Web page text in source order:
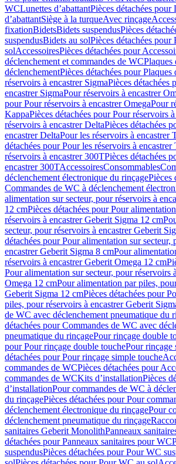
WCLunettes d’abattantPièces détachées pour
d’abattantSiège à la turqueAvec rinçage
fixationBidetsBidets suspendusPièces
suspendusBidets au solPièces détachées pour
solAccessoiresPièces détachées pour
déclenchement et commandes de WCPlaques
déclenchementPièces détachées pour Plaques
réservoirs à encastrer SigmaPièces détachées
encastrer SigmaPour réservoirs à encastrer
pour Pour réservoirs à encastrer OmegaPour
KappaPièces détachées pour Pour réservoirs
réservoirs à encastrer DeltaPièces détachées
encastrer DeltaPour les réservoirs à encastrer
détachées pour Pour les réservoirs à
réservoirs à encastrer 300TPièces détachées
encastrer 300TAccessoiresConsommables
déclenchement électronique du rinçagePièces
Commandes de WC à déclenchement
alimentation sur secteur, pour réservoirs à
12 cmPièces détachées pour Pour
réservoirs à encastrer Geberit Sigma 12 cm
secteur, pour réservoirs à encastrer Geberit
détachées pour Pour alimentation sur secteur,
encastrer Geberit Sigma 8 cmPour
réservoirs à encastrer Geberit Omega 12 cm
Pour alimentation sur secteur, pour réservoirs
Omega 12 cmPour alimentation par piles,
Geberit Sigma 12 cmPièces détachées pour
piles, pour réservoirs à encastrer Geberit
de WC avec déclenchement pneumatique du
détachées pour Commandes de WC avec
pneumatique du rinçagePour rinçage double
pour Pour rinçage double touchePour rinçage
détachées pour Pour rinçage simple touche
commandes de WCPièces détachées pour
commandes de WCKits d’installationPièces
d’installationPour commandes de WC à
du rinçagePièces détachées pour Pour
déclenchement électronique du rinçagePour
déclenchement pneumatique du rinçage
sanitaires Geberit MonolithPanneaux
détachées pour Panneaux sanitaires pour WC
suspendusPièces détachées pour Pour WC